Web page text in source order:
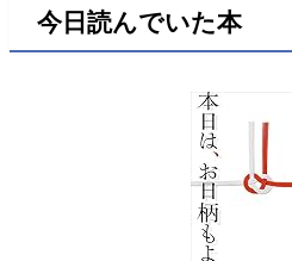
今日読んでいた本